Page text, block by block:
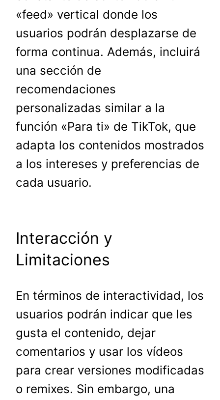
«feed» vertical donde los
usuarios podrán desplazarse de
forma continua. Además, incluirá
una sección de
recomendaciones
personalizadas similar a la
función «Para ti» de TikTok, que
adapta los contenidos mostrados
a los intereses y preferencias de
cada usuario.
Interacción y
Limitaciones
En términos de interactividad, los
usuarios podrán indicar que les
gusta el contenido, dejar
comentarios y usar los vídeos
para crear versiones modificadas
o remixes. Sin embargo, una